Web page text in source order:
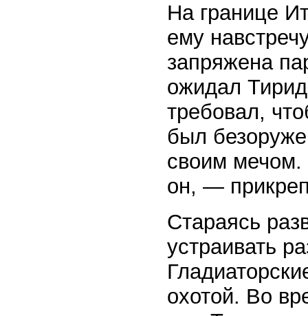
На границе
ему
запряжена
ожидал
требовал,
был
своим
он, —
Стараясь
устраивать
охотой. Во